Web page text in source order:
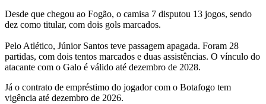
Desde que chegou ao Fogão, o camisa 7 disputou 13 jogos, sendo
dez como titular, com dois gols marcados.
Pelo Atlético, Júnior Santos teve passagem apagada. Foram 28
partidas, com dois tentos marcados e duas assistências. O vínculo do
atacante com o Galo é válido até dezembro de 2028.
Já o contrato de empréstimo do jogador com o Botafogo tem
vigência até dezembro de 2026.